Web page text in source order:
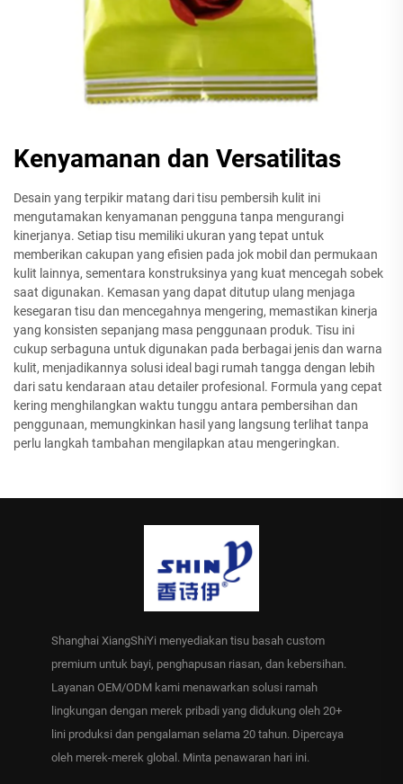
Kenyamanan dan Versatilitas
Desain yang terpikir matang dari tisu pembersih kulit ini
mengutamakan kenyamanan pengguna tanpa mengurangi
kinerjanya. Setiap tisu memiliki ukuran yang tepat untuk
memberikan cakupan yang efisien pada jok mobil dan permukaan
kulit lainnya, sementara konstruksinya yang kuat mencegah sobek
saat digunakan. Kemasan yang dapat ditutup ulang menjaga
kesegaran tisu dan mencegahnya mengering, memastikan kinerja
yang konsisten sepanjang masa penggunaan produk. Tisu ini
cukup serbaguna untuk digunakan pada berbagai jenis dan warna
kulit, menjadikannya solusi ideal bagi rumah tangga dengan lebih
dari satu kendaraan atau detailer profesional. Formula yang cepat
kering menghilangkan waktu tunggu antara pembersihan dan
penggunaan, memungkinkan hasil yang langsung terlihat tanpa
perlu langkah tambahan mengilapkan atau mengeringkan.
Shanghai XiangShiYi menyediakan tisu basah custom
premium untuk bayi, penghapusan riasan, dan kebersihan.
Layanan OEM/ODM kami menawarkan solusi ramah
lingkungan dengan merek pribadi yang didukung oleh 20+
lini produksi dan pengalaman selama 20 tahun. Dipercaya
oleh merek-merek global. Minta penawaran hari ini.